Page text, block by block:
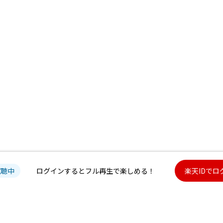
中 ログインするとフル再生で楽しめる！ 楽天IDでロ